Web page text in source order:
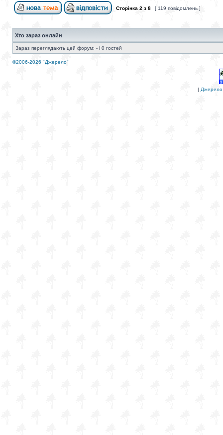
Сторінка 2 з 8 [ 119 повідомлень ]
Хто зараз онлайн
Зараз переглядають цей форум: - і 0 гостей
©2006-2026 "Джерело"
| Джерело